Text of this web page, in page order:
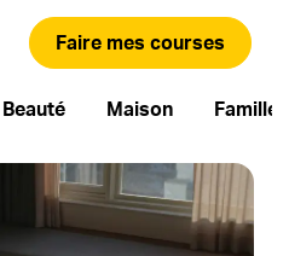
Faire mes courses
Beauté Maison Famille